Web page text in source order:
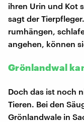
ihren Urin und Kot
sagt der
rumhängen,
angehen, können
Grönlandwal
Doch das ist noch
Tieren. Bei den
Grönlandwale in